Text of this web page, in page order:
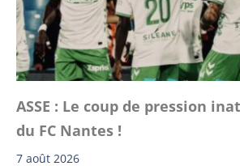
ASSE : Le coup de pression
du FC Nantes !
7 août 2026